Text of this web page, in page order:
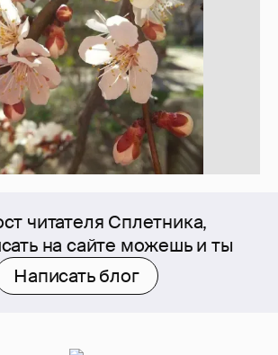
читателя Сплетника,
на сайте можешь и ты
Написать блог